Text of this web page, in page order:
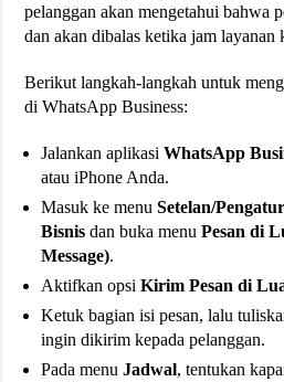
pelanggan akan mengetahui bahwa
dan akan dibalas ketika jam layanan
Berikut langkah-langkah untuk
di WhatsApp Business:
Jalankan aplikasiWhatsApp
atau iPhone Anda.
Masuk ke menuSetelan/
Bisnis dan buka menuPesan di
Message).
Aktifkan opsiKirim Pesan di
Ketuk bagian isi pesan, lalu
ingin dikirim kepada pelanggan.
Pada menuJadwal, tentukan